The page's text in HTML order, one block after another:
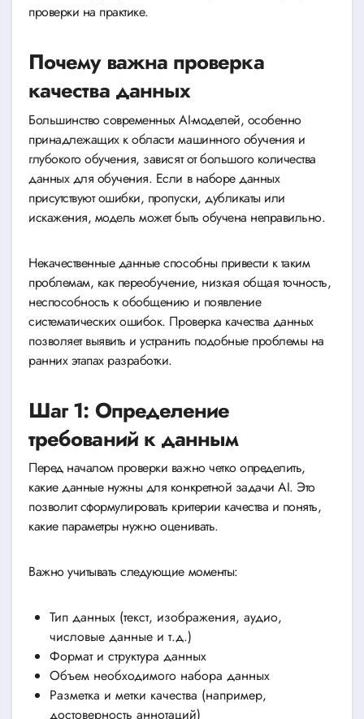
проверки на практике.
Почему важна проверка
качества данных
Большинство современных AI-моделей, особенно
принадлежащих к области машинного обучения и
глубокого обучения, зависят от большого количества
данных для обучения. Если в наборе данных
присутствуют ошибки, пропуски, дубликаты или
искажения, модель может быть обучена неправильно.
Некачественные данные способны привести к таким
проблемам, как переобучение, низкая общая точность,
неспособность к обобщению и появление
систематических ошибок. Проверка качества данных
позволяет выявить и устранить подобные проблемы на
ранних этапах разработки.
Шаг 1: Определение
требований к данным
Перед началом проверки важно четко определить,
какие данные нужны для конкретной задачи AI. Это
позволит сформулировать критерии качества и понять,
какие параметры нужно оценивать.
Важно учитывать следующие моменты:
Тип данных (текст, изображения, аудио,
числовые данные и т.д.)
Формат и структура данных
Объем необходимого набора данных
Разметка и метки качества (например,
достоверность аннотаций)